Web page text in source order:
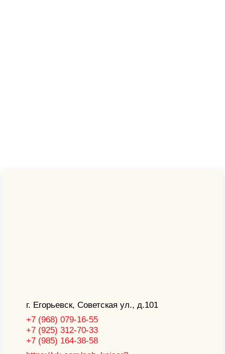
г. Егорьевск, Советская ул., д.101
+7 (968) 079-16-55
+7 (925) 312-70-33
+7 (985) 164-38-58